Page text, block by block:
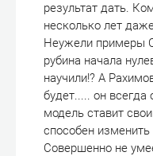
результат дать.
несколько лет
Неужели примеры
рубина начала
научили!? А
будет..... он всегда
модель ставит
способен изменить
Совершенно не